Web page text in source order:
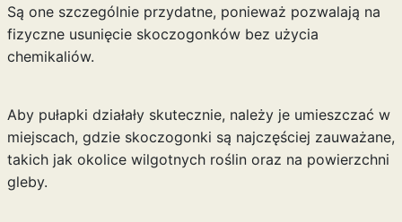
Są one szczególnie przydatne, ponieważ pozwalają na
fizyczne usunięcie skoczogonków bez użycia
chemikaliów.
Aby pułapki działały skutecznie, należy je umieszczać w
miejscach, gdzie skoczogonki są najczęściej zauważane,
takich jak okolice wilgotnych roślin oraz na powierzchni
gleby.